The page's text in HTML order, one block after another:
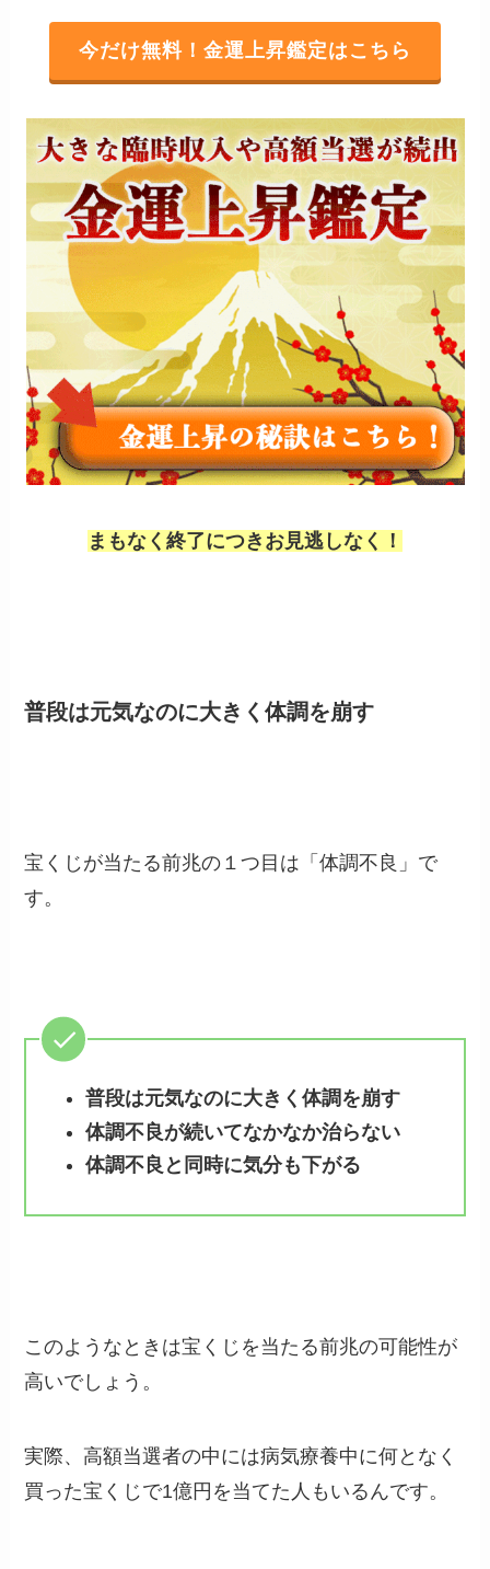
今だけ無料！金運上昇鑑定はこちら
まもなく終了につきお見逃しなく！
普段は元気なのに大きく体調を崩す
宝くじが当たる前兆の１つ目は「体調不良」で
す。
普段は元気なのに大きく体調を崩す
体調不良が続いてなかなか治らない
体調不良と同時に気分も下がる
このようなときは宝くじを当たる前兆の可能性が
高いでしょう。
実際、高額当選者の中には病気療養中に何となく
買った宝くじで1億円を当てた人もいるんです。